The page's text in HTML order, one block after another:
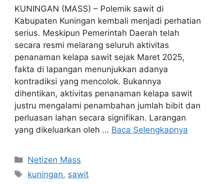
KUNINGAN (MASS) – Polemik sawit di
Kabupaten Kuningan kembali menjadi perhatian
serius. Meskipun Pemerintah Daerah telah
secara resmi melarang seluruh aktivitas
penanaman kelapa sawit sejak Maret 2025,
fakta di lapangan menunjukkan adanya
kontradiksi yang mencolok. Bukannya
dihentikan, aktivitas penanaman kelapa sawit
justru mengalami penambahan jumlah bibit dan
perluasan lahan secara signifikan. Larangan
yang dikeluarkan oleh … Baca Selengkapnya
Kategori
Netizen Mass
Tag
kuningan, sawit